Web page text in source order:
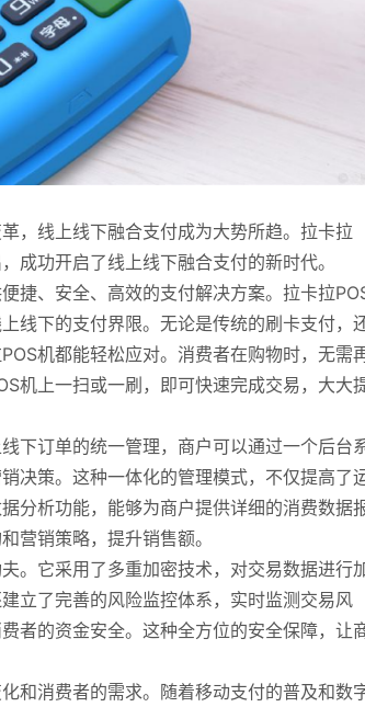
，线上线下融合支付成为大势所趋。拉卡拉
成功开启了线上线下融合支付的新时代。
捷、安全、高效的支付解决方案。拉卡拉
线下的支付界限。无论是传统的刷卡支付，
机都能轻松应对。消费者在购物时，无需
机上一扫或一刷，即可快速完成交易，大大
下订单的统一管理，商户可以通过一个后台
决策。这种一体化的管理模式，不仅提高了
分析功能，能够为商户提供详细的消费数据
营销策略，提升销售额。
。它采用了多重加密技术，对交易数据进行
立了完善的风险监控体系，实时监测交易风
者的资金安全。这种全方位的安全保障，让
和消费者的需求。随着移动支付的普及和数